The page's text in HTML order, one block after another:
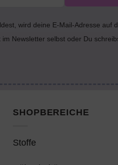
wird deine E-Mail-Adresse auf
Newsletter selbst oder Du
SHOPBEREICHE
Stoffe